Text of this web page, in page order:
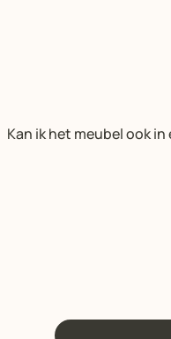
Kan ik het meubel ook